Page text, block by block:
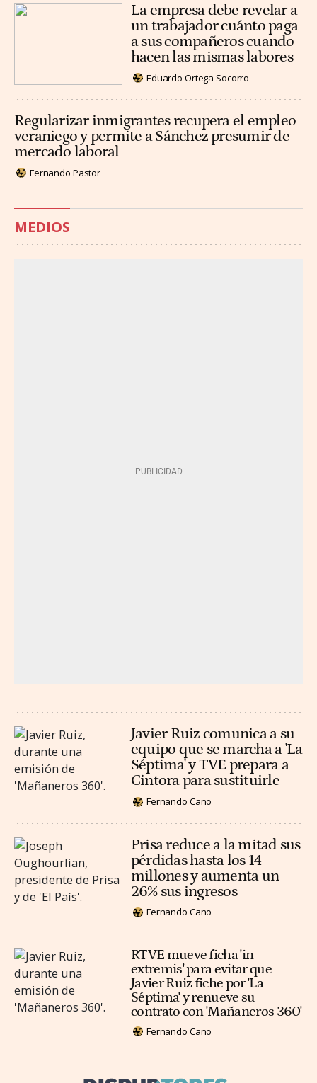
La empresa debe revelar a
un trabajador cuánto paga
a sus compañeros cuando
hacen las mismas labores
Eduardo Ortega Socorro
Regularizar inmigrantes recupera el empleo
veraniego y permite a Sánchez presumir de
mercado laboral
Fernando Pastor
MEDIOS
Javier Ruiz comunica a su
equipo que se marcha a 'La
Séptima' y TVE prepara a
Cintora para sustituirle
Fernando Cano
Prisa reduce a la mitad sus
pérdidas hasta los 14
millones y aumenta un
26% sus ingresos
Fernando Cano
RTVE mueve ficha 'in
extremis' para evitar que
Javier Ruiz fiche por 'La
Séptima' y renueve su
contrato con 'Mañaneros 360'
Fernando Cano